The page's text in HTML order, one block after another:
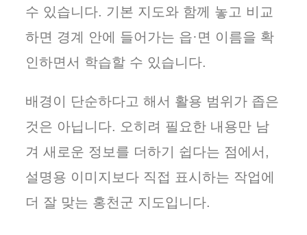
수 있습니다. 기본 지도와 함께 놓고 비교
하면 경계 안에 들어가는 읍·면 이름을 확
인하면서 학습할 수 있습니다.
배경이 단순하다고 해서 활용 범위가 좁은
것은 아닙니다. 오히려 필요한 내용만 남
겨 새로운 정보를 더하기 쉽다는 점에서,
설명용 이미지보다 직접 표시하는 작업에
더 잘 맞는 홍천군 지도입니다.